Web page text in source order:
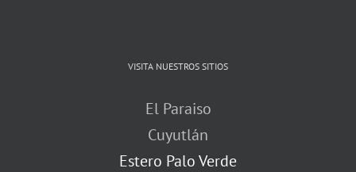
VISITA NUESTROS SITIOS
El Paraiso
Cuyutlán
Estero Palo Verde